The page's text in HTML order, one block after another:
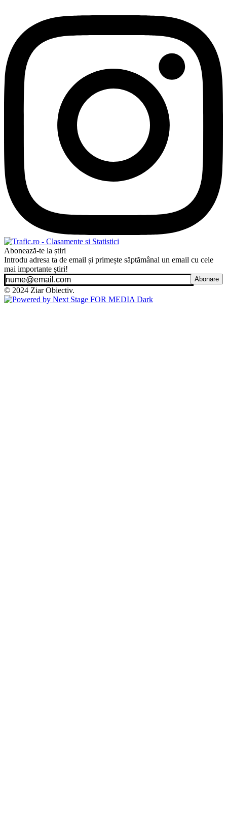
Abonează-te la știri
Introdu adresa ta de email și primește săptămânal un email cu cele
mai importante știri!
Abonare
© 2024 Ziar Obiectiv.